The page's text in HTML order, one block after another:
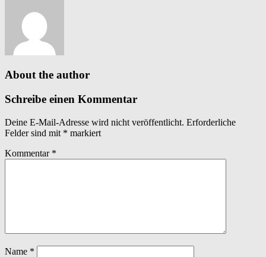
About the author
Schreibe einen Kommentar
Deine E-Mail-Adresse wird nicht veröffentlicht. Erforderliche
Felder sind mit * markiert
Kommentar *
Name *